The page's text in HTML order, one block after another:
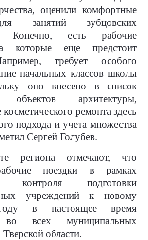
оценили комфортные
занятий зубцовских
Конечно, есть рабочие
которые еще предстоит
требует особого
начальных классов школы
оно внесено в список
объектов архитектуры,
ремонта здесь
подхода и учета множества
Сергей Голубев.
региона отмечают, что
поездки в рамках
контроля подготовки
учреждений к новому
в настоящее время
во всех муниципальных
области.